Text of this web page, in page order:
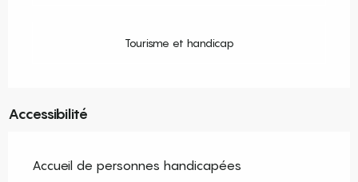
Tourisme et handicap
Accessibilité
Accueil de personnes handicapées